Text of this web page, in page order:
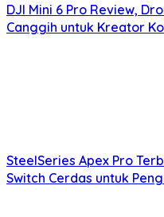
DJI Mini 6 Pro Review,
Canggih untuk Kreator
SteelSeries Apex Pro
Switch Cerdas untuk